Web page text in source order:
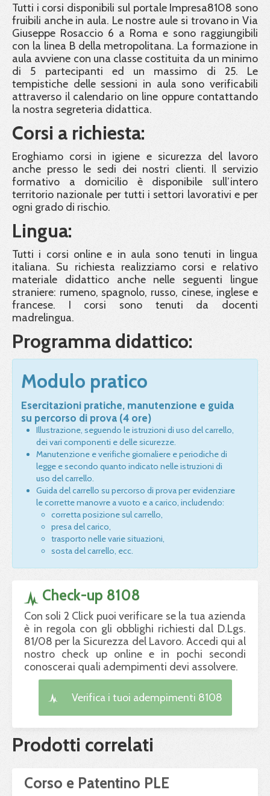
Tutti i corsi disponibili sul portale Impresa8108 sono
fruibili anche in aula. Le nostre aule si trovano in Via
Giuseppe Rosaccio 6 a Roma e sono raggiungibili
con la linea B della metropolitana. La formazione in
aula avviene con una classe costituita da un minimo
di 5 partecipanti ed un massimo di 25. Le
tempistiche delle sessioni in aula sono verificabili
attraverso il calendario on line oppure contattando
la nostra segreteria didattica.
Corsi a richiesta:
Eroghiamo corsi in igiene e sicurezza del lavoro
anche presso le sedi dei nostri clienti. Il servizio
formativo a domicilio è disponibile sull’intero
territorio nazionale per tutti i settori lavorativi e per
ogni grado di rischio.
Lingua:
Tutti i corsi online e in aula sono tenuti in lingua
italiana. Su richiesta realizziamo corsi e relativo
materiale didattico anche nelle seguenti lingue
straniere: rumeno, spagnolo, russo, cinese, inglese e
francese. I corsi sono tenuti da docenti
madrelingua.
Programma didattico:
Modulo pratico
Esercitazioni pratiche, manutenzione e guida
su percorso di prova (4 ore)
Illustrazione, seguendo le istruzioni di uso del carrello,
dei vari componenti e delle sicurezze.
Manutenzione e verifiche giornaliere e periodiche di
legge e secondo quanto indicato nelle istruzioni di
uso del carrello.
Guida del carrello su percorso di prova per evidenziare
le corrette manovre a vuoto e a carico, includendo:
corretta posizione sul carrello,
presa del carico,
trasporto nelle varie situazioni,
sosta del carrello, ecc.
Check-up 8108
Con soli 2 Click puoi verificare se la tua azienda
è in regola con gli obblighi richiesti dal D.Lgs.
81/08 per la Sicurezza del Lavoro. Accedi qui al
nostro check up online e in pochi secondi
conoscerai quali adempimenti devi assolvere.
Verifica i tuoi adempimenti 8108
Prodotti correlati
Corso e Patentino PLE